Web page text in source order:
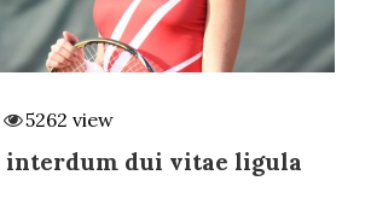
5262 view
interdum dui vitae ligula